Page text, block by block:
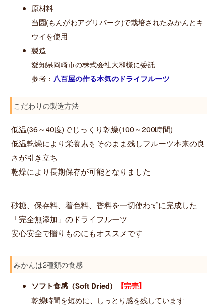
原材料
当園(もんがわアグリパーク)で栽培されたみかんとキ
ウイを使用
製造
愛知県岡崎市の株式会社大和様に委託
参考： 八百屋の作る本気のドライフルーツ
こだわりの製造方法
低温(36～40度)でじっくり乾燥(100～200時間)
低温乾燥により栄養素をそのまま残しフルーツ本来の良
さが引き立ち
乾燥により長期保存が可能となりました
砂糖、保存料、着色料、香料を一切使わずに完成した
「完全無添加」のドライフルーツ
安心安全で贈りものにもオススメです
みかんは2種類の食感
ソフト食感（Soft Dried） 【完売】
乾燥時間を短めに、しっとり感を残しています